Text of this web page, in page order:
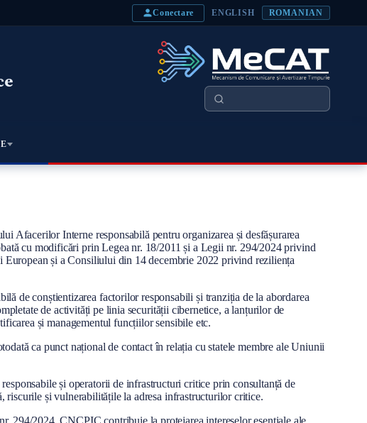
Conectare ENGLISH ROMANIAN
Căutare
Afacerilor Interne responsabilă pentru organizarea și desfășurarea
cu modificări prin Legea nr. 18/2011 și a Legii nr. 294/2024 privind
și a Consiliului din 14 decembrie 2022 privind reziliența
de conștientizarea factorilor responsabili și tranziția de la abordarea
de activități pe linia securității cibernetice, a lanțurilor de
și managementul funcțiilor sensibile etc.
ca punct național de contact în relația cu statele membre ale Uniunii
și operatorii de infrastructuri critice prin consultanță de
riscurile și vulnerabilitățile la adresa infrastructurilor critice.